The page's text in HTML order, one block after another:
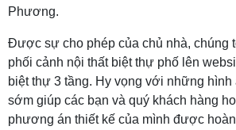
Phương.
Được sự cho phép của chủ nhà, chúng
phối cảnh nội thất biệt thự phố lên
biệt thự 3 tầng. Hy vọng với những
sớm giúp các bạn và quý khách hàng
phương án thiết kế của mình được